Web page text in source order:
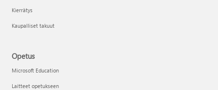
Kierrätys
Kaupalliset takuut
Opetus
Microsoft Education
Laitteet opetukseen